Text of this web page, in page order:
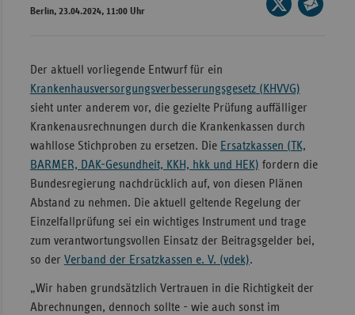
Berlin, 23.04.2024, 11:00 Uhr
auf
Der aktuell vorliegende Entwurf für ein
Krankenhausversorgungsverbesserungsgesetz (KHVVG)
sieht unter anderem vor, die gezielte Prüfung auffälliger
Krankenausrechnungen durch die Krankenkassen durch
wahllose Stichproben zu ersetzen. Die Ersatzkassen (TK,
BARMER, DAK-Gesundheit, KKH, hkk und HEK) fordern die
Bundesregierung nachdrücklich auf, von diesen Plänen
Abstand zu nehmen. Die aktuell geltende Regelung der
Einzelfallprüfung sei ein wichtiges Instrument und trage
zum verantwortungsvollen Einsatz der Beitragsgelder bei,
so der Verband der Ersatzkassen e. V. (vdek).
„Wir haben grundsätzlich Vertrauen in die Richtigkeit der
Abrechnungen, dennoch sollte - wie auch sonst im